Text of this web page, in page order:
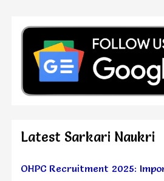
Latest Sarkari Naukri
OHPC Recruitment 2025: